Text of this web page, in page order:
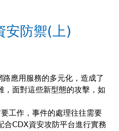
安防禦(上)
應用服務的多元化，造成了
，面對這些新型態的攻擊，如
工作，事件的處理往往需要
合CDX資安攻防平台進行實務